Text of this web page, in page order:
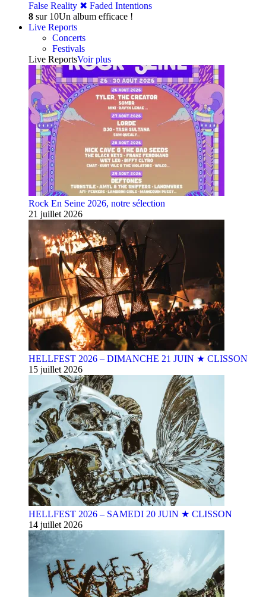
False Reality ✖︎ Faded Intentions
8 sur 10Un album efficace !
Live Reports
Concerts
Festivals
Live ReportsVoir plus
Rock En Seine 2026, notre sélection
21 juillet 2026
HELLFEST 2026 – DIMANCHE 21 JUIN ★ CLISSON
15 juillet 2026
HELLFEST 2026 – SAMEDI 20 JUIN ★ CLISSON
14 juillet 2026